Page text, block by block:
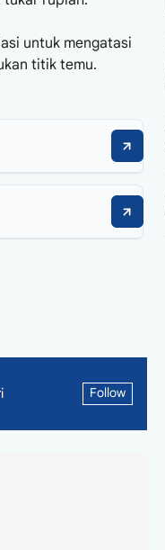
untuk mengatasi
titik temu.
Follow